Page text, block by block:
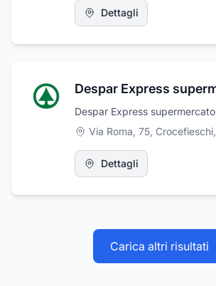
Dettagli
Despar Express
Despar Express
Via Roma, 75, Crocefieschi,
Dettagli
Carica altri risultati